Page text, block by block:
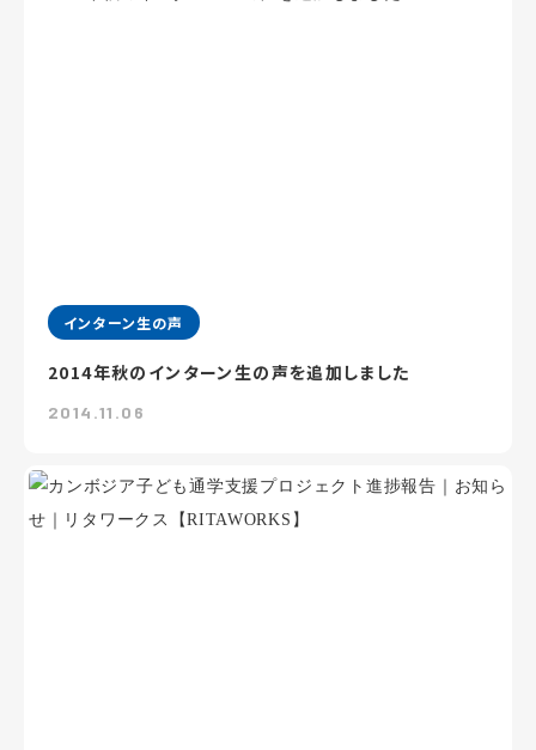
インターン生の声
2014年秋のインターン生の声を追加しました
2014.11.06